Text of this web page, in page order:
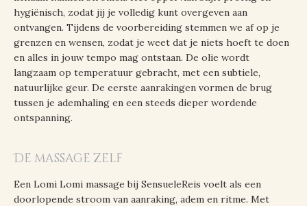
hygiënisch, zodat jij je volledig kunt overgeven aan
ontvangen. Tijdens de voorbereiding stemmen we af op je
grenzen en wensen, zodat je weet dat je niets hoeft te doen
en alles in jouw tempo mag ontstaan. De olie wordt
langzaam op temperatuur gebracht, met een subtiele,
natuurlijke geur. De eerste aanrakingen vormen de brug
tussen je ademhaling en een steeds dieper wordende
ontspanning.
De massage zelf
Een Lomi Lomi massage bij SensueleReis voelt als een
doorlopende stroom van aanraking, adem en ritme. Met